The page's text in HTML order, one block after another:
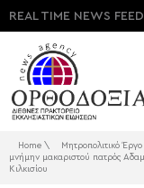
REAL TIME NEWS
Home \ Μητροπολιτικό Έργο
μνήμην μακαριστού πατρός
Κιλκισίου